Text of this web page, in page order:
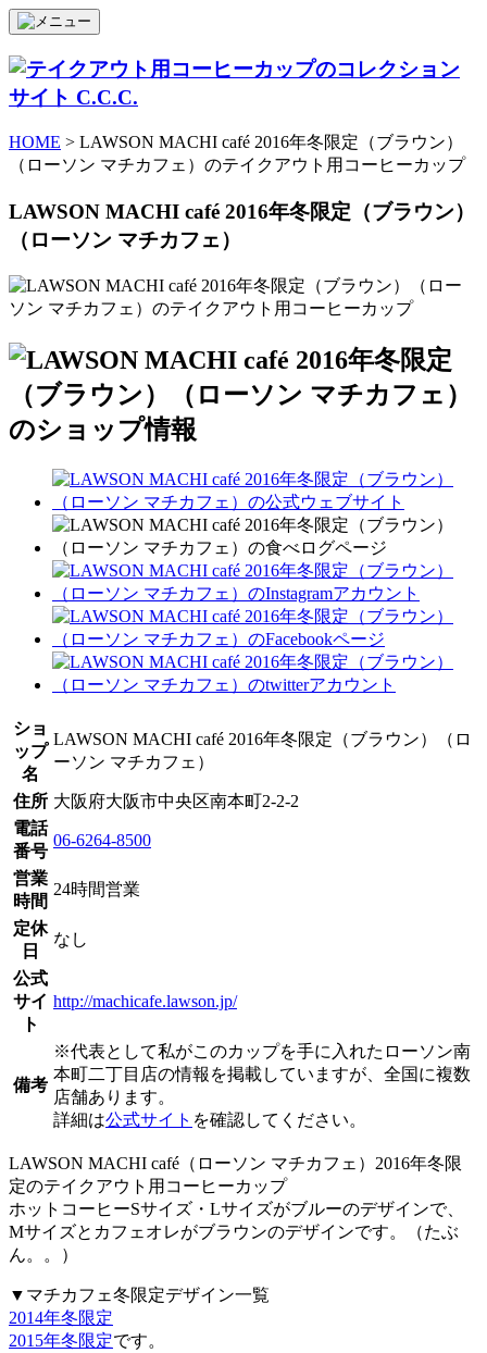
HOME > LAWSON MACHI café 2016年冬限定（ブラウン）
（ローソン マチカフェ）のテイクアウト用コーヒーカップ
LAWSON MACHI café 2016年冬限定（ブラウン）
（ローソン マチカフェ）
ショ
ップ
名
LAWSON MACHI café 2016年冬限定（ブラウン）（ロ
ーソン マチカフェ）
住所 大阪府大阪市中央区南本町2-2-2
電話
番号
06-6264-8500
営業
時間
24時間営業
定休
日
なし
公式
サイ
ト
http://machicafe.lawson.jp/
備考
※代表として私がこのカップを手に入れたローソン南
本町二丁目店の情報を掲載していますが、全国に複数
店舗あります。
詳細は公式サイト を確認してください。
LAWSON MACHI café（ローソン マチカフェ）2016年冬限
定のテイクアウト用コーヒーカップ
ホットコーヒーSサイズ・Lサイズがブルーのデザインで、
Mサイズとカフェオレがブラウンのデザインです。（たぶ
ん。。）
▼マチカフェ冬限定デザイン一覧
2014年冬限定
2015年冬限定です。